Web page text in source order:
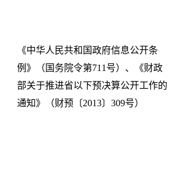
《中华人民共和国政府信息公开条
例》（国务院令第711号）、《财政
部关于推进省以下预决算公开工作的
通知》（财预〔2013〕309号）